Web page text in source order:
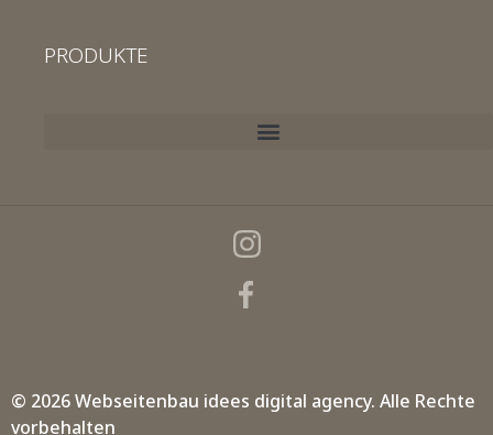
PRODUKTE
© 2026 Webseitenbau idees digital agency. Alle Rechte
vorbehalten